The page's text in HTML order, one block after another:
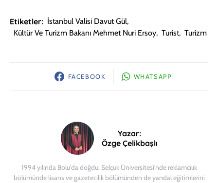
Etiketler: İstanbul Valisi Davut Gül,
Kültür Ve Turizm Bakanı Mehmet Nuri Ersoy, Turist, Turizm
FACEBOOK WHATSAPP
Yazar:
Özge Çelikbaşlı
1994 yılında Bolu'da doğdu. Selçuk Üniversitesi'nde reklamcılık
bölümünde lisans ve gazetecilik bölümünden de yandal eğitimlerini